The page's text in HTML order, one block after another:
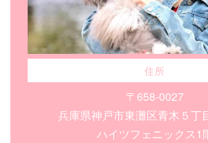
住所
〒658-0027
兵庫県神戸市東灘区青木５丁
ハイツフェニックス1